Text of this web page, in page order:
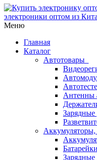
Меню
Главная
Каталог
Автотовары
Антенны
Зарядные
Аккумуляторы,
Батарейки
Зарядные